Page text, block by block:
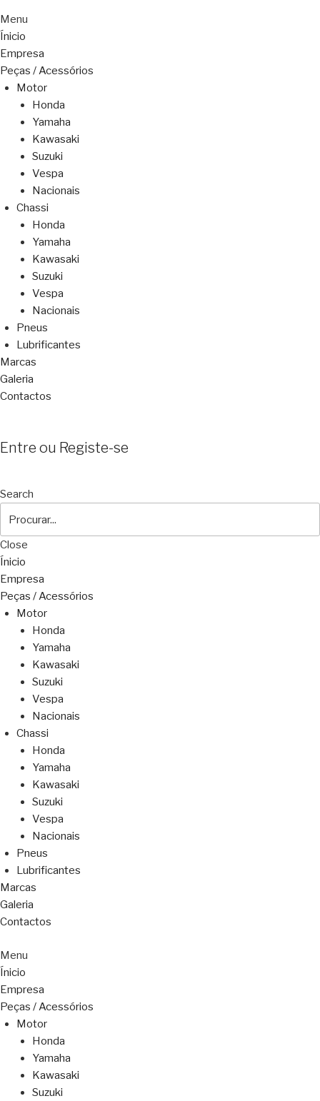
Menu
Ínicio
Empresa
Peças / Acessórios
Motor
Honda
Yamaha
Kawasaki
Suzuki
Vespa
Nacionais
Chassi
Honda
Yamaha
Kawasaki
Suzuki
Vespa
Nacionais
Pneus
Lubrificantes
Marcas
Galeria
Contactos
Entre ou Registe-se
Search
Close
Ínicio
Empresa
Peças / Acessórios
Motor
Honda
Yamaha
Kawasaki
Suzuki
Vespa
Nacionais
Chassi
Honda
Yamaha
Kawasaki
Suzuki
Vespa
Nacionais
Pneus
Lubrificantes
Marcas
Galeria
Contactos
Menu
Ínicio
Empresa
Peças / Acessórios
Motor
Honda
Yamaha
Kawasaki
Suzuki